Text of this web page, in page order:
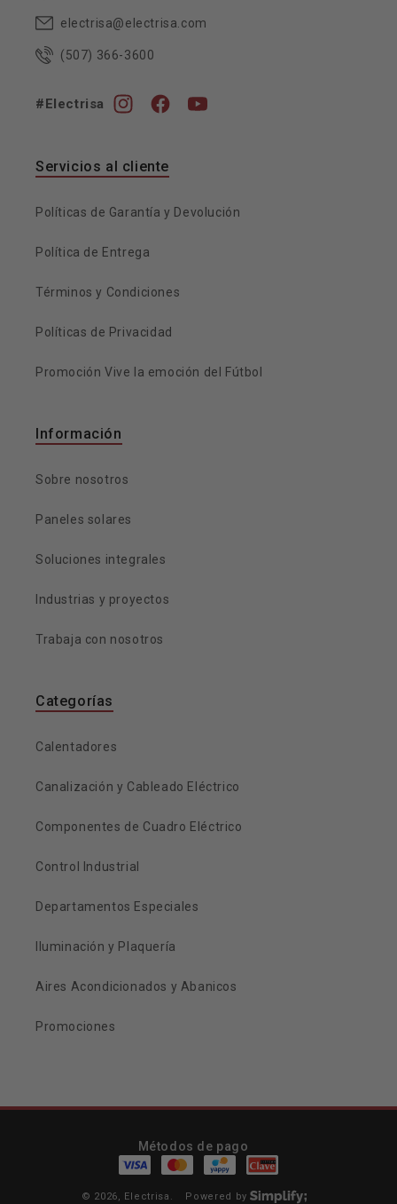
electrisa@electrisa.com
(507) 366-3600
#Electrisa
InstagramFacebookYouTube
Servicios al cliente
Políticas de Garantía y Devolución
Política de Entrega
Términos y Condiciones
Políticas de Privacidad
Promoción Vive la emoción del Fútbol
Información
Sobre nosotros
Paneles solares
Soluciones integrales
Industrias y proyectos
Trabaja con nosotros
Categorías
Calentadores
Canalización y Cableado Eléctrico
Componentes de Cuadro Eléctrico
Control Industrial
Departamentos Especiales
Iluminación y Plaquería
Aires Acondicionados y Abanicos
Promociones
© 2026, Electrisa . Powered by
Métodos de pago